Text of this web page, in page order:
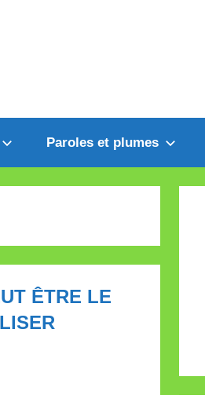
Paroles et plumes
ÊTRE LE